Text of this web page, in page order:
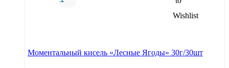
Моментальный кисель «Лесные Ягоды» 30г/30шт